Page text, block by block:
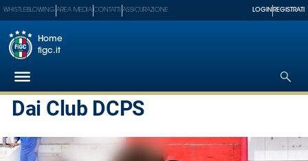
Federazione
WHISTLEBLOWING AREA MEDIA CONTATTI ASSICURAZIONE LOGIN REGISTRATI
Home
figc.it
Dai Club DCPS